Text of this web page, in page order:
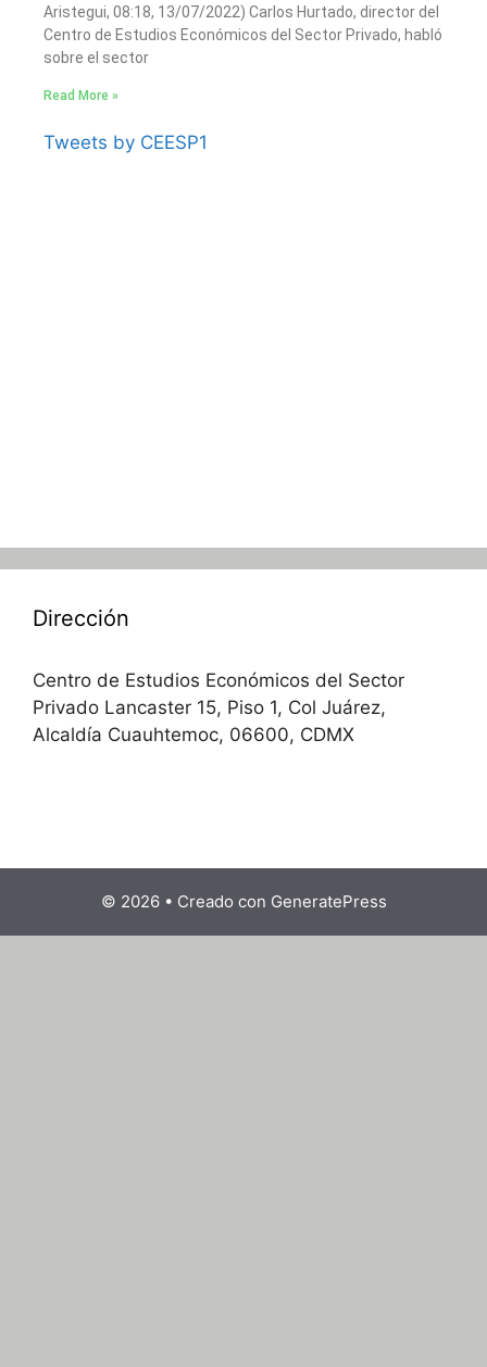
Aristegui, 08:18, 13/07/2022) Carlos Hurtado, director del
Centro de Estudios Económicos del Sector Privado, habló
sobre el sector
Read More »
Tweets by CEESP1
Dirección
Centro de Estudios Económicos del Sector
Privado Lancaster 15, Piso 1, Col Juárez,
Alcaldía Cuauhtemoc, 06600, CDMX
© 2026 • Creado con GeneratePress